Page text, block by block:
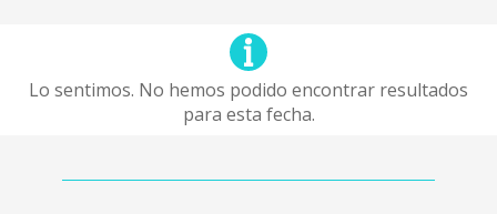
Lo sentimos. No hemos podido encontrar resultados
para esta fecha.